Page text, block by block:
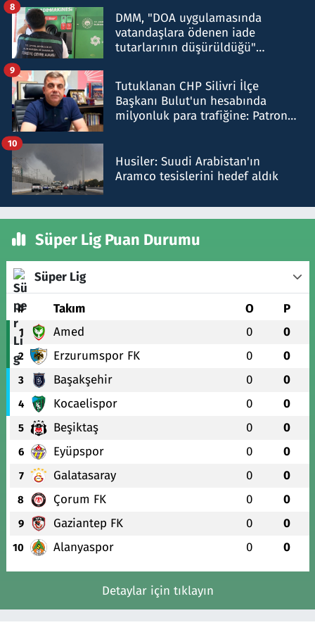
DMM, "DOA uygulamasında
vatandaşlara ödenen iade
tutarlarının düşürüldüğü"
8
Tutuklanan CHP Silivri İlçe
Başkanı Bulut'un hesabında
milyonluk para trafiğine: Patron
9
Husiler: Suudi Arabistan'ın
Aramco tesislerini hedef aldık
10
Süper Lig Puan Durumu
Süper Lig
# Takım O P
1 Amed 0 0
2 Erzurumspor FK 0 0
3 Başakşehir 0 0
4 Kocaelispor 0 0
5 Beşiktaş 0 0
6 Eyüpspor 0 0
7 Galatasaray 0 0
8 Çorum FK 0 0
9 Gaziantep FK 0 0
10 Alanyaspor 0 0
Detaylar için tıklayın